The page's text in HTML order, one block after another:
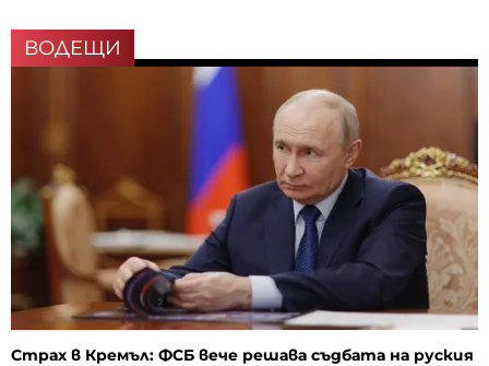
ВОДЕЩИ
Страх в Кремъл: ФСБ вече решава съдбата на руския